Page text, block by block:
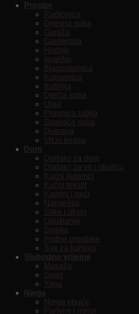
Prostor
Radionica
Dnevna soba
Garaža
Garderoba
Hodnik
Igralište
Blagovaonica
Kupaonica
Kuhinja
Dječja soba
Ured
Praonica rublja
Spavaća soba
Dvorana
Vrt in terasa
Dom
Dodatci za dom
Dodatci za vrt i okolicu
Kućni ljubimci
Kućni tekstil
Kamini i peći
Namještaj
Slike i okviri
Opuštanje
Svjetla
Podne prostirke
Sve za kuhinju
Slobodno vrijeme
Masaža
Sport
Yoga
Njega
Njega obuće
Parfemi i mirisi